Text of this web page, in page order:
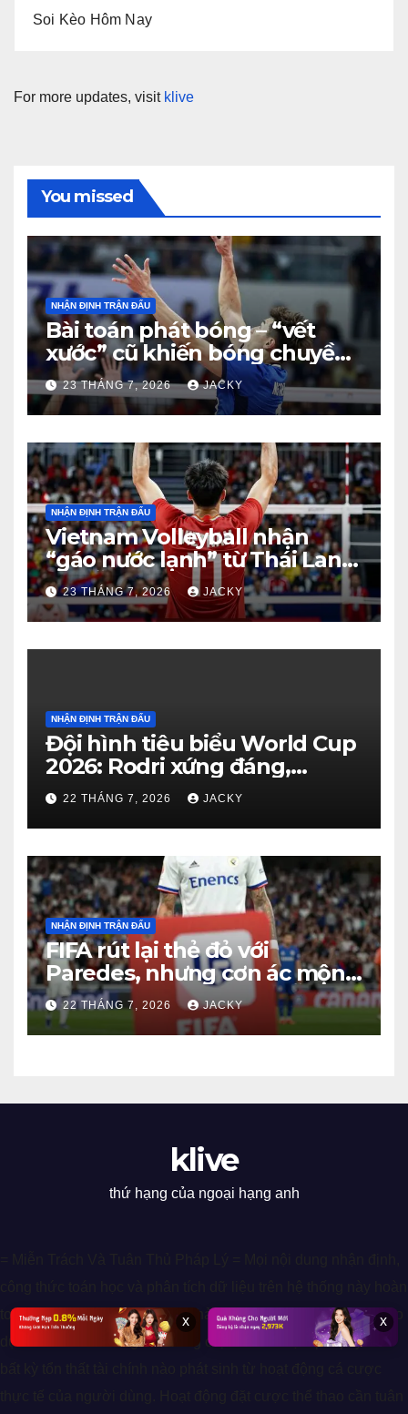
Soi Kèo Hôm Nay
For more updates, visit klive
You missed
NHẬN ĐỊNH TRẬN ĐẤU
Bài toán phát bóng – “vết
xước” cũ khiến bóng chuyền
nam Việt Nam trả giá đắt
trước Thái Lan
23 THÁNG 7, 2026 JACKY
NHẬN ĐỊNH TRẬN ĐẤU
Vietnam Volleyball nhận
“gáo nước lạnh” từ Thái Lan:
Từ dẫn 2-0 đến thua ngược 2-
3 đầy tiếc nuối
23 THÁNG 7, 2026 JACKY
NHẬN ĐỊNH TRẬN ĐẤU
Đội hình tiêu biểu World Cup
2026: Rodri xứng đáng,
Haaland viết cổ tích, Vozinha
gây bất ngờ
22 THÁNG 7, 2026 JACKY
NHẬN ĐỊNH TRẬN ĐẤU
FIFA rút lại thẻ đỏ với
Paredes, nhưng cơn ác mộng
kỷ luật của Argentina vẫn
chưa kết thúc
22 THÁNG 7, 2026 JACKY
klive
thứ hạng của ngoại hạng anh
toàn chỉ mang tính chất tham khảo cho mục đích giải trí và giáo
dục kiến thức. Chúng tôi không chịu trách nhiệm pháp lý cho
x x